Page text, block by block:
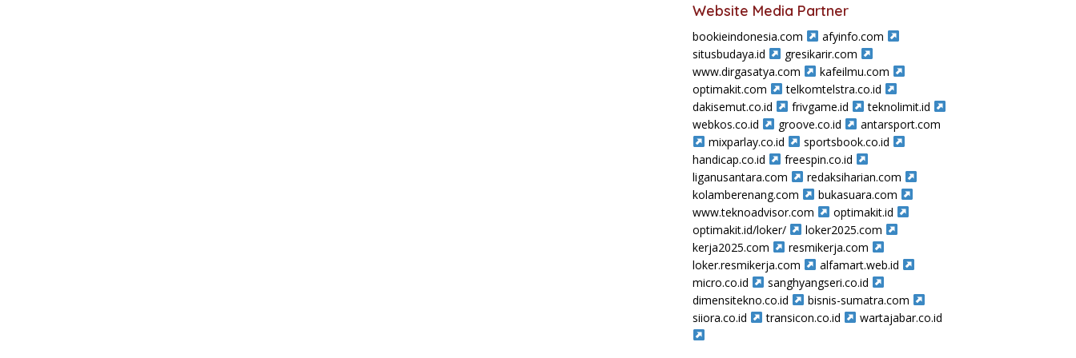
Website Media Partner
bookieindonesia.com
afyinfo.com
situsbudaya.id
gresikarir.com
www.dirgasatya.com
kafeilmu.com
optimakit.com
telkomtelstra.co.id
dakisemut.co.id
frivgame.id
teknolimit.id
webkos.co.id
groove.co.id
antarsport.com
mixparlay.co.id
sportsbook.co.id
handicap.co.id
freespin.co.id
liganusantara.com
redaksiharian.com
kolamberenang.com
bukasuara.com
www.teknoadvisor.com
optimakit.id
optimakit.id/loker/
loker2025.com
kerja2025.com
resmikerja.com
loker.resmikerja.com
alfamart.web.id
micro.co.id
sanghyangseri.co.id
dimensitekno.co.id
bisnis-sumatra.com
siiora.co.id
transicon.co.id wartajabar.co.id